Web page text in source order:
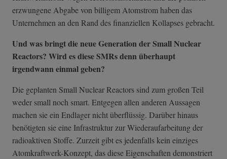
erzwungene Abgabe von billigem Atomstrom haben das
Unternehmen an den Rand des finanziellen Kollapses gebracht.
Und was bringt die neue Generation der Small Nuclear
Reactors? Wird es diese SMRs denn überhaupt
irgendwann einmal geben?
Die geplanten Small Nuclear Reactors sind zum großen Teil
weder small noch smart. Entgegen allen anderen Aussagen
machen sie ein Endlager nicht überflüssig. Darüber hinaus
benötigten sie eine Infrastruktur zur Wiederaufarbeitung der
radioaktiven Stoffe. Zurzeit gibt es jedenfalls kein einziges
Atomkraftwerk-Konzept, das diese Eigenschaften demonstriert